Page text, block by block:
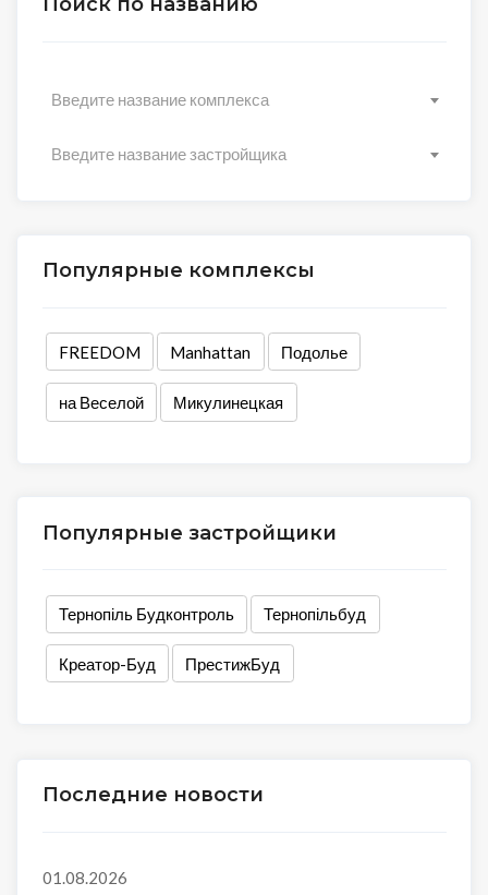
Введите название комплекса
Введите название застройщика
Популярные комплексы
FREEDOM Manhattan Подолье
на Веселой Микулинецкая
Популярные застройщики
Тернопіль Будконтроль Тернопільбуд
Креатор-Буд ПрестижБуд
Последние новости
01.08.2026